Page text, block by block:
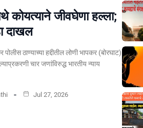
कोयत्याने जीवघेणा हल्ला;
दाखल
ठाण्याच्या हद्दीतील लोणी भापकर (बोरघाट)
चार जणांविरुद्ध भारतीय न्याय
Jul 27, 2026